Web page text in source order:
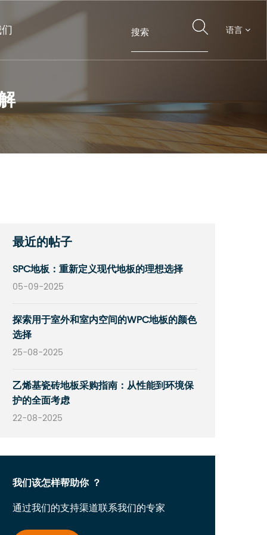
语言
最近的帖子
SPC地板：重新定义现代地板的理想选择
05-09-2025
探索用于室外和室内空间的WPC地板的颜色
选择
25-08-2025
乙烯基瓷砖地板采购指南：从性能到环境保
护的全面考虑
22-08-2025
我们该怎样帮助你 ？
通过我们的支持渠道联系我们的专家